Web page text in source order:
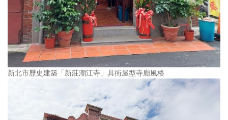
新北市歷史建築「新莊潮江寺」具街屋型寺廟風格